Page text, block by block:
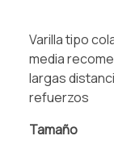
Varilla tipo
media
largas
refuerzos
Tamaño